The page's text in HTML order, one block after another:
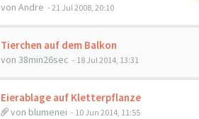
von Andre - 21 Jul 2008, 20:10
Tierchen auf dem Balkon
von 38min26sec - 18 Jul 2014, 13:31
Eierablage auf Kletterpflanze
von blumenei - 10 Jun 2014, 11:55